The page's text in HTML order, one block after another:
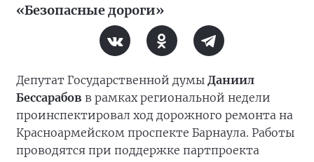
«Безопасные дороги»
Депутат Государственной думы Даниил
Бессарабов в рамках региональной недели
проинспектировал ход дорожного ремонта на
Красноармейском проспекте Барнаула. Работы
проводятся при поддержке партпроекта